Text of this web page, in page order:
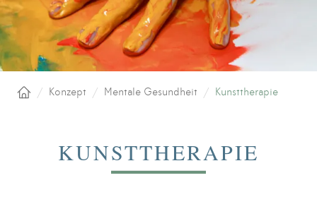
Startseite
/ Konzept / Mentale Gesundheit / Kunsttherapie
KUNSTTHERAPIE